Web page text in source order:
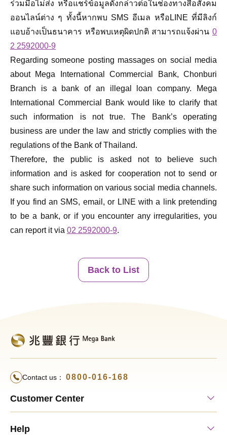
ร่วมมือไม่ส่ง หรือแชร์ข้อมูลดังกล่าวต่อในช่องทางสื่อสังคม
ออนไลน์ต่าง ๆ ทั้งนี้หากพบ SMS อีเมล หรือLINE ที่มีลิงก์
แอบอ้างเป็นธนาคาร หรือพบเหตุผิดปกติ สามารถแจ้งผ่าน 0
2 2592000-9
Regarding someone posting massages on social media
about Mega International Commercial Bank, Chonburi
Branch is a bank of an illegal loan company. Mega
International Commercial Bank would like to clarify that
such information is not true. The Bank’s operating
business are under the law and strictly complies with the
regulations of the Bank of Thailand.
Therefore, the public is asked not to believe such
information and is asked for cooperation not to send or
share such information on various social media channels.
If you find an SMS, email, or LINE with a link pretending
to be a bank, or if you encounter any irregularities, you
can report it via 02 2592000-9.
Back to List
Contact us： 0800-016-168
Customer Center
Help